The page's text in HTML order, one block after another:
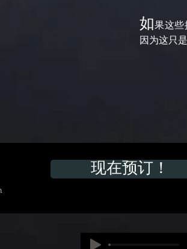
如果这些
因为这只
现在预订！